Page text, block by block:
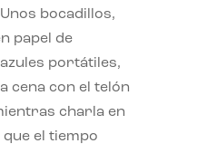
bocadillos,
papel de
portátiles,
cena con el telón
charla en
el tiempo